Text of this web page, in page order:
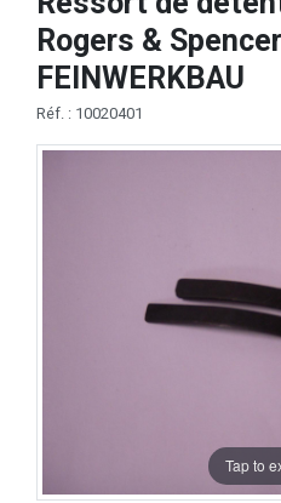
Rogers & Spencer
FEINWERKBAU
Réf. : 10020401
Tap to